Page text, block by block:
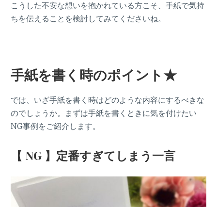
こうした不安な想いを抱かれている方こそ、手紙で気持
ちを伝えることを検討してみてくださいね。
手紙を書く時のポイント★
では、いざ手紙を書く時はどのような内容にするべきな
のでしょうか。まずは手紙を書くときに気を付けたい
NG事例をご紹介します。
【 NG 】定番すぎてしまう一言